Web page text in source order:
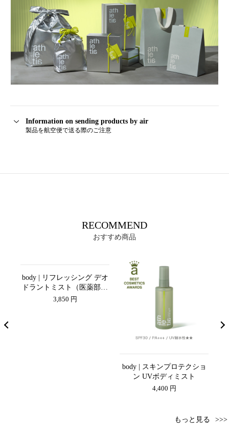
Information on sending products by air
製品を航空便で送る際のご注意
RECOMMEND
おすすめ商品
body | リフレッシング デオ
ドラントミスト（医薬部外
品）
3,850 円
body | スキンプロテクショ
ン UVボディミスト
4,400 円
もっと見る